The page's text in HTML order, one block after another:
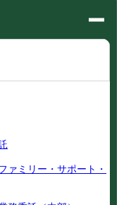
ァミリー・サポート・